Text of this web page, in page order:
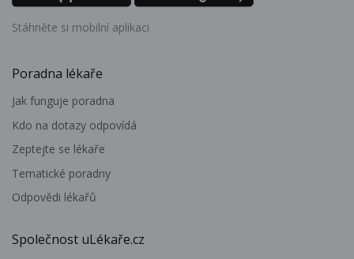
Stáhněte si mobilní aplikaci
Poradna lékaře
Jak funguje poradna
Kdo na dotazy odpovídá
Zeptejte se lékaře
Tematické poradny
Odpovědi lékařů
Společnost uLékaře.cz